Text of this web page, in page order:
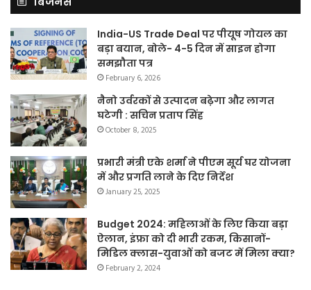
India-US Trade Deal पर पीयूष गोयल का
बड़ा बयान, बोले- 4-5 दिन में साइन होगा
समझौता पत्र
February 6, 2026
नैनो उर्वरकों से उत्पादन बढ़ेगा और लागत
घटेगी : सचिन प्रताप सिंह
October 8, 2025
प्रभारी मंत्री एके शर्मा ने पीएम सूर्य घर योजना
में और प्रगति लाने के दिए निर्देश
January 25, 2025
Budget 2024: महिलाओं के लिए किया बड़ा
ऐलान, इंफ्रा को दी भारी रकम, किसानों-
मिडिल क्लास-युवाओं को बजट में मिला क्या?
February 2, 2024